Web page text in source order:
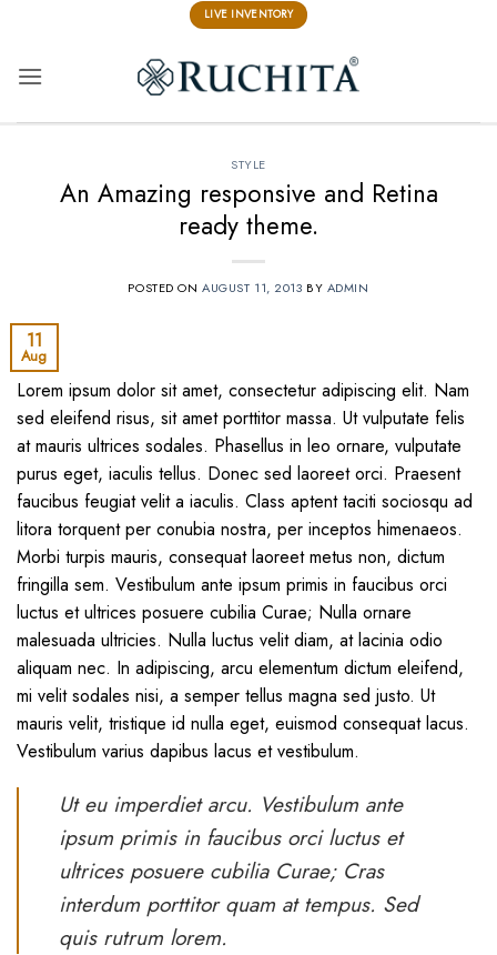
content
LIVE INVENTORY
STYLE
An Amazing responsive and Retina
ready theme.
POSTED ONAUGUST 11, 2013 BY ADMIN
11
Aug
Lorem ipsum dolor sit amet, consectetur adipiscing elit. Nam
sed eleifend risus, sit amet porttitor massa. Ut vulputate felis
at mauris ultrices sodales. Phasellus in leo ornare, vulputate
purus eget, iaculis tellus. Donec sed laoreet orci. Praesent
faucibus feugiat velit a iaculis. Class aptent taciti sociosqu ad
litora torquent per conubia nostra, per inceptos himenaeos.
Morbi turpis mauris, consequat laoreet metus non, dictum
fringilla sem. Vestibulum ante ipsum primis in faucibus orci
luctus et ultrices posuere cubilia Curae; Nulla ornare
malesuada ultricies. Nulla luctus velit diam, at lacinia odio
aliquam nec. In adipiscing, arcu elementum dictum eleifend,
mi velit sodales nisi, a semper tellus magna sed justo. Ut
mauris velit, tristique id nulla eget, euismod consequat lacus.
Vestibulum varius dapibus lacus et vestibulum.
Ut eu imperdiet arcu. Vestibulum ante
ipsum primis in faucibus orci luctus et
ultrices posuere cubilia Curae; Cras
interdum porttitor quam at tempus. Sed
quis rutrum lorem.